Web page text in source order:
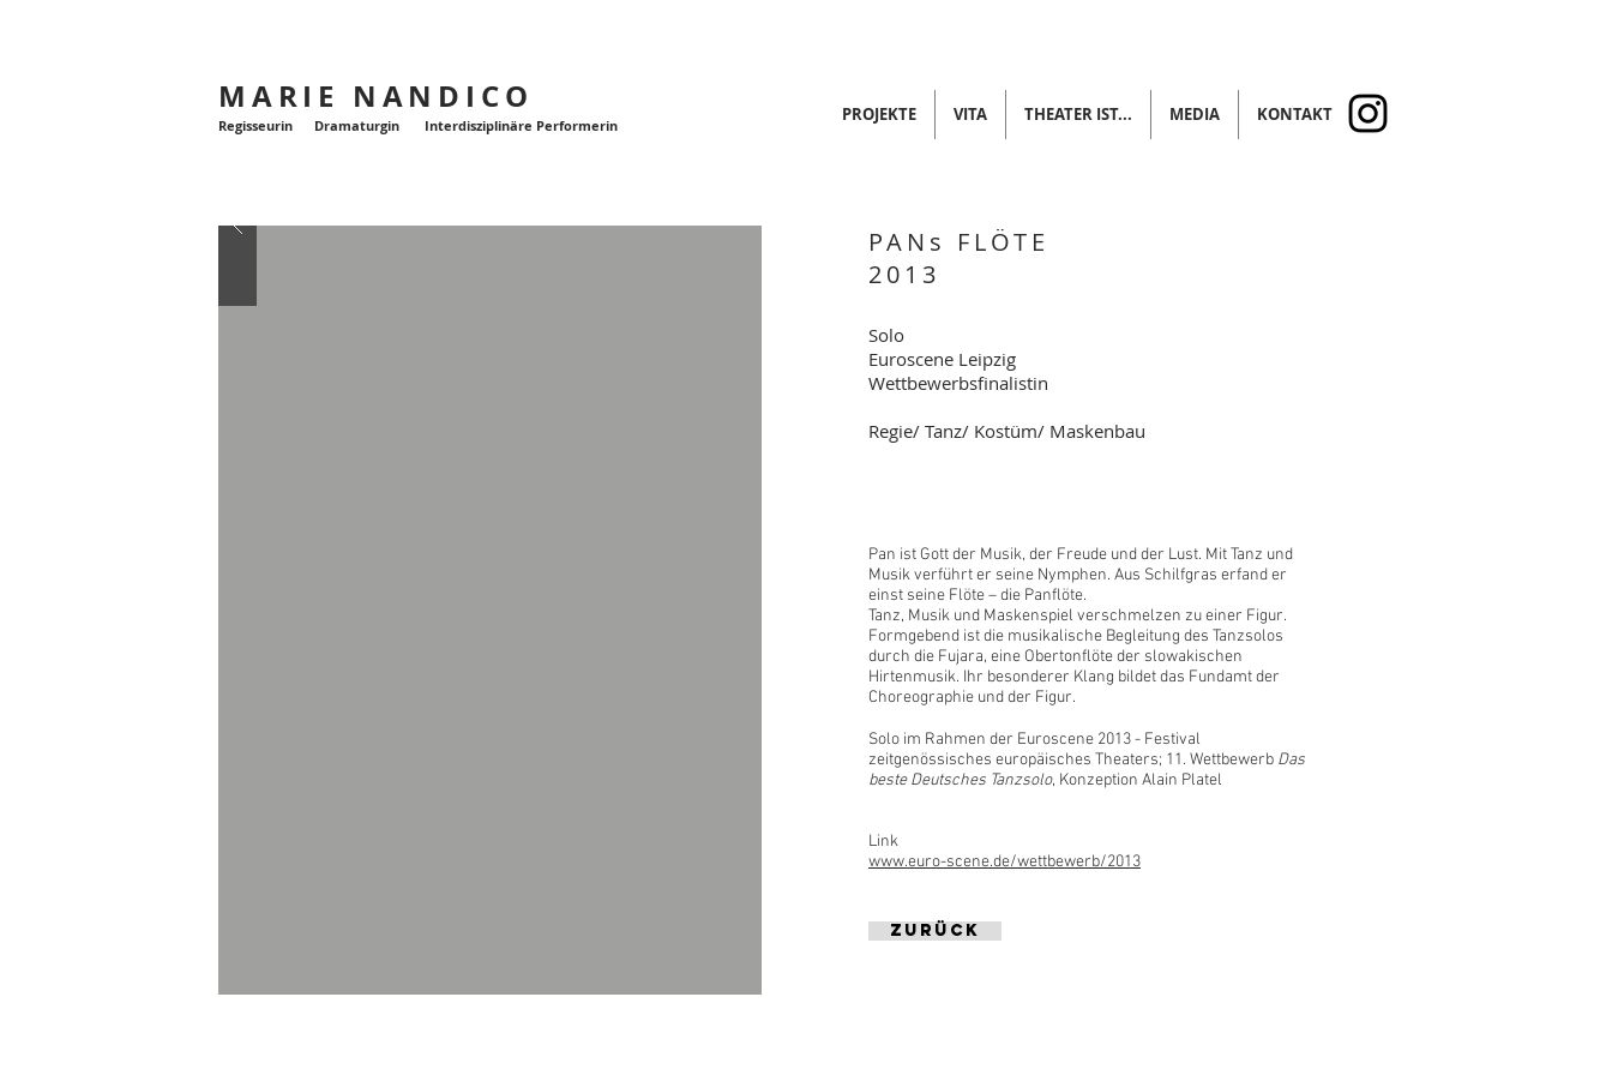
MARIE NANDICO
Regisseurin Dramaturgin Interdisziplinäre Performerin
PROJEKTE VITA THEATER IST... MEDIA KONTAKT
PANs FLÖTE
2013
Solo
Euroscene Leipzig
Wettbewerbsfinalistin
Regie/ Tanz/ Kostüm/ Maskenbau
Pan ist Gott der Musik, der Freude und der Lust. Mit Tanz und
Musik verführt er seine Nymphen. Aus Schilfgras erfand er
einst seine Flöte – die Panflöte.
Tanz, Musik und Maskenspiel verschmelzen zu einer Figur.
Formgebend ist die musikalische Begleitung des Tanzsolos
durch die Fujara, eine Obertonflöte der slowakischen
Hirtenmusik. Ihr besonderer Klang bildet das Fundamt der
Choreographie und der Figur.
Solo im Rahmen der Euroscene 2013 - Festival
zeitgenössisches europäisches Theaters; 11. Wettbewerb Das
beste Deutsches Tanzsolo, Konzeption Alain Platel
Link
www.euro-scene.de/wettbewerb/2013
zurück